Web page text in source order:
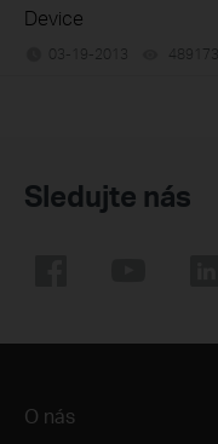
Device
03-19-2013 489173
Sledujte nás
O nás